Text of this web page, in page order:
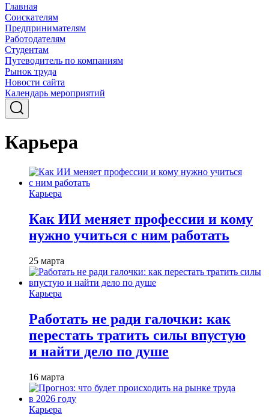
Главная
Соискателям
Предпринимателям
Работодателям
Студентам
Путеводитель по компаниям
Рынок труда
Новости сайта
Календарь мероприятий
Карьера
Карьера
Как ИИ меняет профессии и кому
нужно учиться с ним работать
25 марта
Карьера
Работать не ради галочки: как
перестать тратить силы впустую
и найти дело по душе
16 марта
Карьера